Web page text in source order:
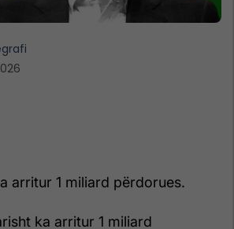
arritur 1 miliard përdorues.
ka arritur 1 miliard